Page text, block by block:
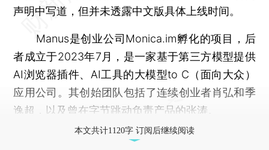
声明中写道，但并未透露中文版具体上线时间。
Manus是创业公司Monica.im孵化的项目，后
者成立于2023年7月，是一家基于第三方模型提供
AI浏览器插件、AI工具的大模型to C（面向大众）
应用公司。其创始团队包括了连续创业者肖弘和季
逸超，以及曾在字节跳动负责产品的张涛。
本文共计1120字 订阅后继续阅读